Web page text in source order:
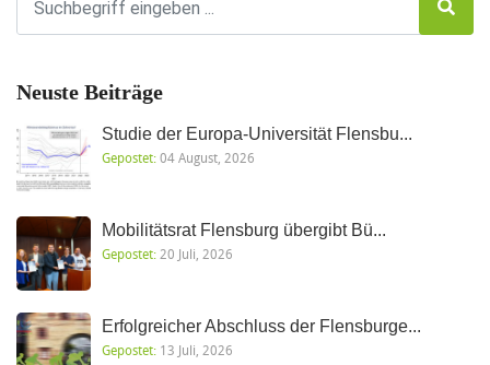
Neuste Beiträge
Studie der Europa-Universität Flensbu...
Gepostet:04 August, 2026
Mobilitätsrat Flensburg übergibt Bü...
Gepostet:20 Juli, 2026
Erfolgreicher Abschluss der Flensburge...
Gepostet: 13 Juli, 2026